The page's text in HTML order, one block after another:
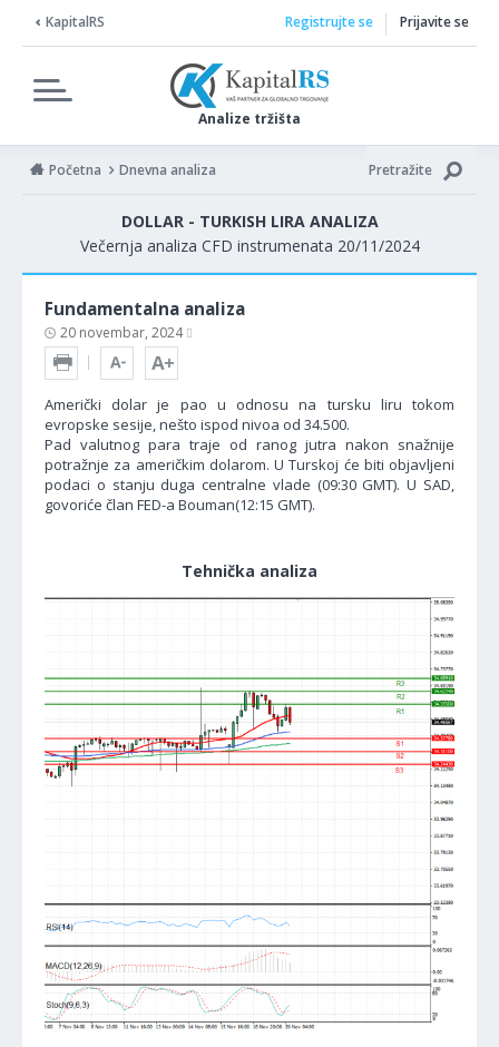
KapitalRS
Analize tržišta
Registrujte se Prijavite se
Početna Dnevna analiza Pretražite
DOLLAR - TURKISH LIRA ANALIZA
Večernja analiza CFD instrumenata 20/11/2024
Fundamentalna analiza
20 novembar, 2024
Američki dolar je pao u odnosu na tursku liru tokom
evropske sesije, nešto ispod nivoa od 34.500.
Pad valutnog para traje od ranog jutra nakon snažnije
potražnje za američkim dolarom. U Turskoj će biti objavljeni
podaci o stanju duga centralne vlade (09:30 GMT). U SAD,
govoriće član FED-a Bouman(12:15 GMT).
Tehnička analiza